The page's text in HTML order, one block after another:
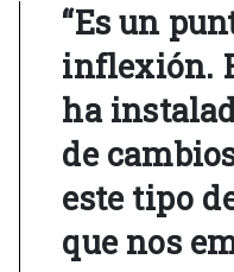
“Es un
inflexión.
ha
de
este tipo
que nos